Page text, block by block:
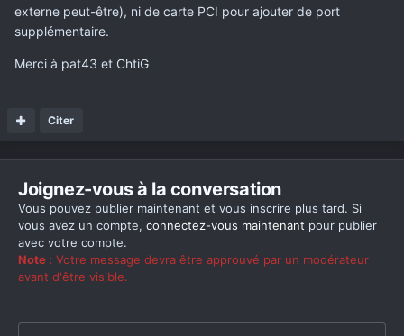
externe peut-être), ni de carte PCI pour ajouter de port
supplémentaire.
Merci à pat43 et ChtiG
Citer
Joignez-vous à la conversation
Vous pouvez publier maintenant et vous inscrire plus tard. Si
vous avez un compte, connectez-vous maintenant pour publier
avec votre compte.
Note : Votre message devra être approuvé par un modérateur
avant d'être visible.